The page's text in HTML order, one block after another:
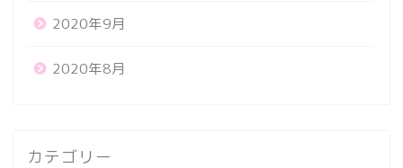
2020年9月
2020年8月
カテゴリー